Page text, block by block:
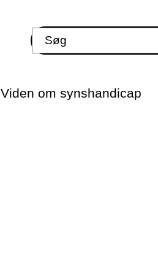
Viden om synshandicap